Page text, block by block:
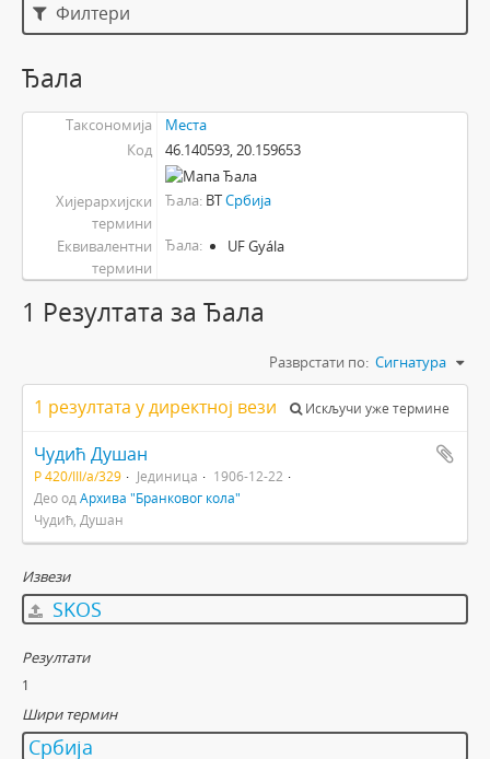
Филтери
Ђала
Таксономија
Места
Код
46.140593, 20.159653
Хијерархијски
термини
Ђала BTСрбија
Еквивалентни
термини
Ђала UF Gyála
1 Резултатa за Ђала
Разврстати по: Сигнатура
1 резултата у директној вези Искључи уже термине
Чудић Душан
Р 420/III/а/329 Јединица
1906-12-22
Део од Архива "Бранковог кола"
Чудић, Душан
Извези
SKOS
Резултати
1
Шири термин
Србија